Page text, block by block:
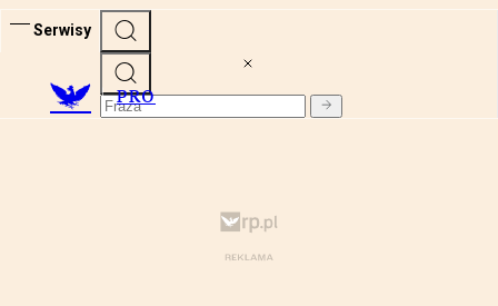
Serwisy
PRO